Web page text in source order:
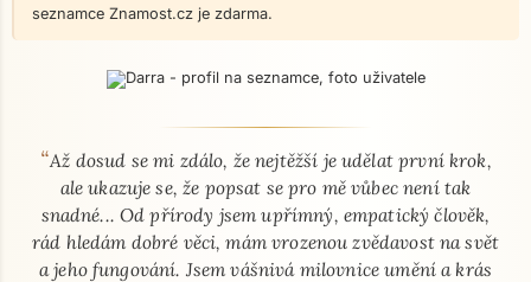
seznamce Znamost.cz je zdarma.
O mně - seznamka profil
“Až dosud se mi zdálo, že nejtěžší je udělat první krok,
ale ukazuje se, že popsat se pro mě vůbec není tak
snadné... Od přírody jsem upřímný, empatický člověk,
rád hledám dobré věci, mám vrozenou zvědavost na svět
a jeho fungování. Jsem vášnivá milovnice umění a krás